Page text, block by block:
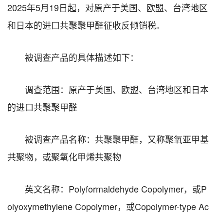
2025年5月19日起，对原产于美国、欧盟、台湾地区
和日本的进口共聚聚甲醛征收反倾销税。
被调查产品的具体描述如下：
调查范围：原产于美国、欧盟、台湾地区和日本
的进口共聚聚甲醛
被调查产品名称：共聚聚甲醛，又称聚氧亚甲基
共聚物，或聚氧化甲烯共聚物
英文名称：Polyformaldehyde Copolymer，或P
olyoxymethylene Copolymer，或Copolymer-type Ac